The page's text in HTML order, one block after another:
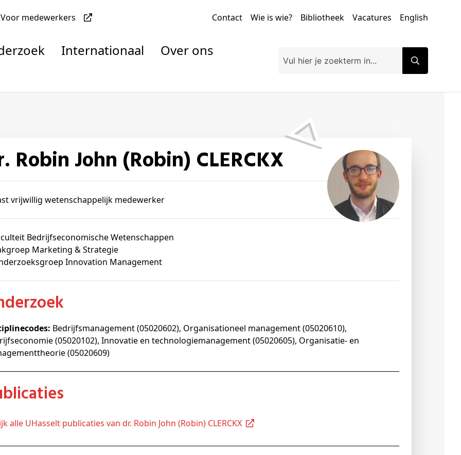
Voor medewerkers Contact Wie is wie? Bibliotheek Vacatures English
Internationaal Over ons
Robin John (Robin) CLERCKX
vrijwillig wetenschappelijk medewerker
Bedrijfseconomische Wetenschappen
Marketing & Strategie
Innovation Management
Bedrijfsmanagement (05020602), Organisationeel management (05020610),
(05020102), Innovatie en technologiemanagement (05020605), Organisatie- en
(05020609)
alle UHasselt publicaties van dr. Robin John (Robin) CLERCKX